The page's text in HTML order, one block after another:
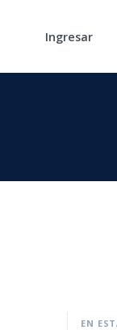
Ingresar
EN